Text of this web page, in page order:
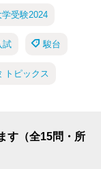
学受験2024
試 駿台
トピックス
す（全15問・所